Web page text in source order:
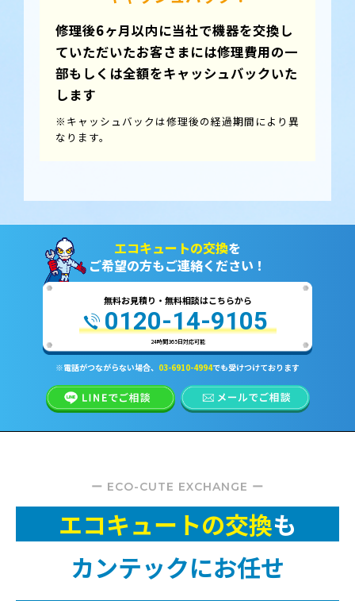
修理後6ヶ月以内に当社で機器を交換し
ていただいたお客さまには修理費用の一
部もしくは全額をキャッシュバックいた
します
※キャッシュバックは修理後の経過期間により異
なります。
エコキュートの交換を
ご希望の方もご連絡ください！
無料お見積り・無料相談はこちらから
0120-14-9105
24時間365日対応可能
※電話がつながらない場合、 03-6910-4994でも受けつけております
ー ECO-CUTE EXCHANGE ー
エコキュートの交換も
カンテックにお任せ